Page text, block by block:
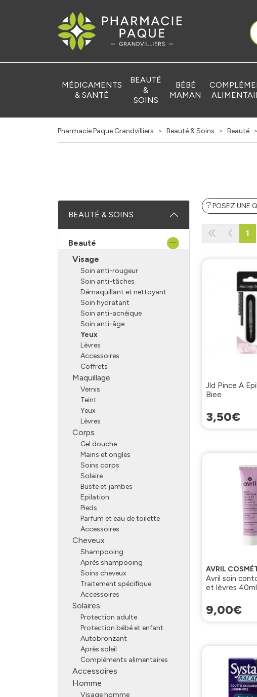
Pharmacie Paque
MÉDICAMENTS
& SANTÉ
BEAUTÉ
&
SOINS
BÉBÉ
MAMAN
Pharmacie Paque Grandvilliers Beauté & Soins Beauté
POSEZ UNE
1
Jld Pince A
Biee
3,50€
AVRIL
Avril soin
et lèvres 40ml
9,00€
BEAUTÉ & SOINS
Beauté
Visage
Soin anti-rougeur
Soin anti-tâches
Démaquillant et nettoyant
Soin hydratant
Soin anti-acnéique
Soin anti-âge
Yeux
Lèvres
Accessoires
Coffrets
Maquillage
Vernis
Teint
Yeux
Lèvres
Corps
Gel douche
Mains et ongles
Soins corps
Solaire
Buste et jambes
Epilation
Pieds
Parfum et eau de toilette
Accessoires
Cheveux
Shampooing
Après shampooing
Soins cheveux
Traitement spécifique
Accessoires
Solaires
Protection adulte
Protection bébé et enfant
Autobronzant
Après soleil
Compléments alimentaires
Accessoires
Homme
Visage homme